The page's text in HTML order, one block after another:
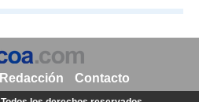
Redacción Contacto